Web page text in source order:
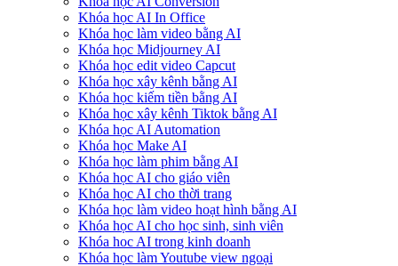
Khóa học AI In Office
Khóa học làm video bằng AI
Khóa học Midjourney AI
Khóa học edit video Capcut
Khóa học xây kênh bằng AI
Khóa học kiếm tiền bằng AI
Khóa học xây kênh Tiktok bằng AI
Khóa học AI Automation
Khóa học Make AI
Khóa học làm phim bằng AI
Khóa học AI cho giáo viên
Khóa học AI cho thời trang
Khóa học làm video hoạt hình bằng AI
Khóa học AI cho học sinh, sinh viên
Khóa hoc AI trong kinh doanh
Khóa học làm Youtube view ngoại